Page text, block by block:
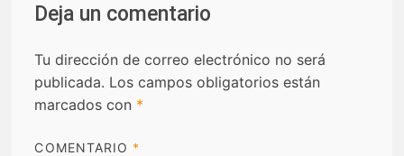
Deja un comentario
Tu dirección de correo electrónico no será
publicada. Los campos obligatorios están
marcados con *
COMENTARIO *